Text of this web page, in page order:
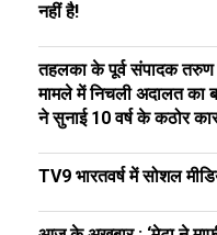
नहीं है!
तहलका के पूर्व संपादक तरुण
मामले में निचली अदालत का
ने सुनाई 10 वर्ष के कठोर
TV9 भारतवर्ष में सोशल